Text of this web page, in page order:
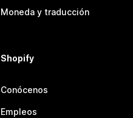
Moneda y traducción
Shopify
Conócenos
Empleos